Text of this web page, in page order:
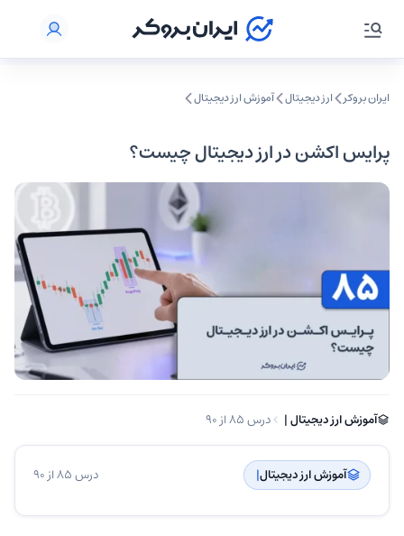
ایران بروکر ارز دیجیتال آموزش ارز دیجیتال
پرایس اکشن در ارز دیجیتال چیست؟
آموزش ارز دیجیتال | ‌ درس 85 از 90
آموزش ارز دیجیتال| ‌ درس 85 از 90